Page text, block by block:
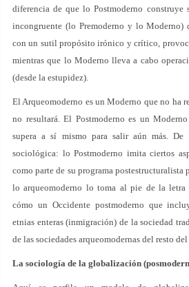
diferencia de que lo Postmoderno construye
incongruente (lo Premoderno y lo
con un sutil propósito irónico y crítico,
mientras que lo Moderno lleva a cabo
(desde la estupidez).
El Arqueomoderno es un Moderno que no ha
no resultará. El Postmoderno es un
supera a sí mismo para salir aún más.
sociológica: lo Postmoderno imita ciertos
como parte de su programa
lo arqueomoderno lo toma al pie de la letra
cómo un Occidente postmoderno que
etnias enteras (inmigración) de la sociedad
de las sociedades arqueomodernas del resto
La sociología de la globalización